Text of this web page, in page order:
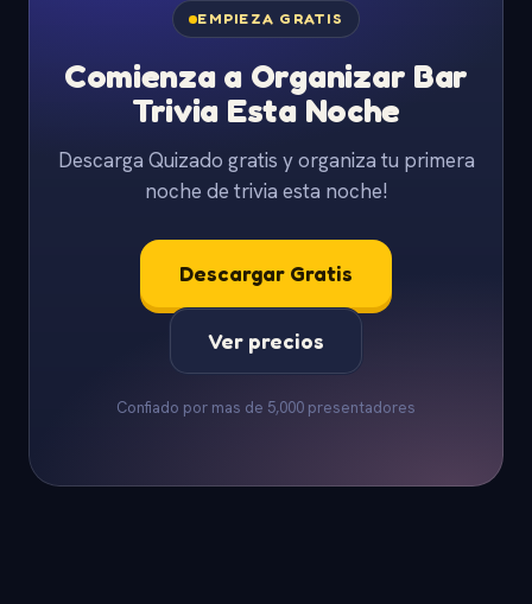
EMPIEZA GRATIS
Comienza a Organizar Bar
Trivia Esta Noche
Descarga Quizado gratis y organiza tu primera
noche de trivia esta noche!
Descargar Gratis
Ver precios
Confiado por mas de 5,000 presentadores